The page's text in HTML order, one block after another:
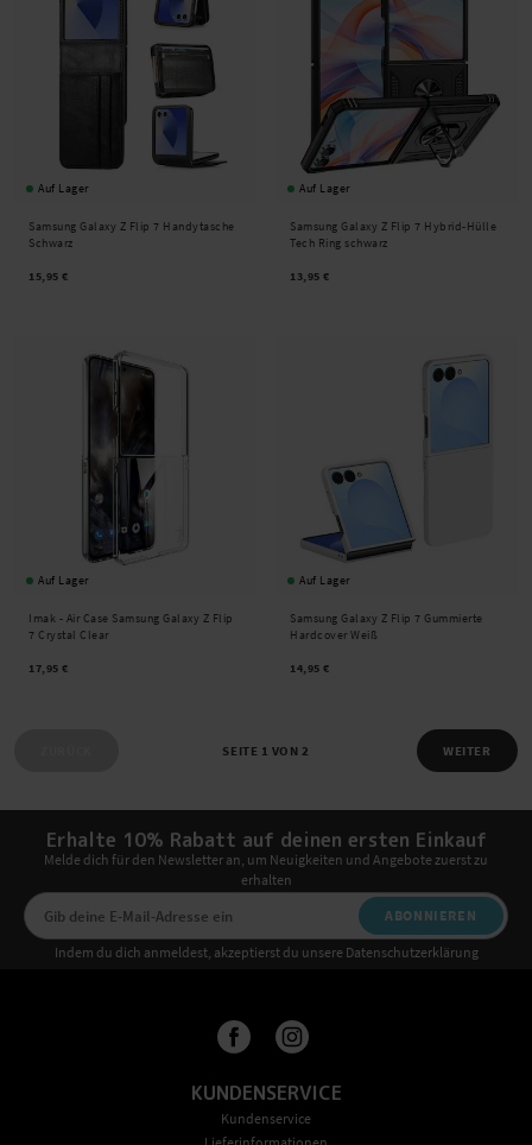
Auf Lager
Samsung Galaxy Z Flip 7 Handytasche
Schwarz
15,95 €
Auf Lager
Samsung Galaxy Z Flip 7 Hybrid-Hülle
Tech Ring schwarz
13,95 €
Auf Lager
Imak - Air Case Samsung Galaxy Z Flip
7 Crystal Clear
17,95 €
Auf Lager
Samsung Galaxy Z Flip 7 Gummierte
Hardcover Weiß
14,95 €
SEITE 1 VON 2 WEITER
Erhalte 10% Rabatt auf deinen ersten Einkauf
Melde dich für den Newsletter an, um Neuigkeiten und Angebote zuerst zu
erhalten
ABONNIEREN
Indem du dich anmeldest, akzeptierst du unsere Datenschutzerklärung
KUNDENSERVICE
Kundenservice